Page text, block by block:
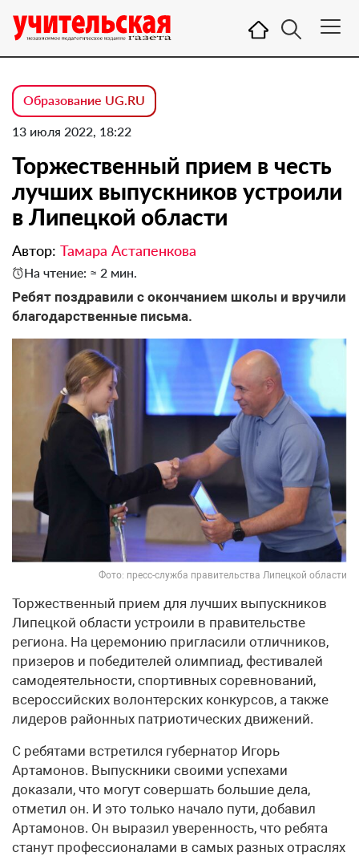
Образование UG.RU
13 июля 2022, 18:22
Торжественный прием в честь
лучших выпускников устроили
в Липецкой области
Автор: Тамара Астапенкова
На чтение: ≈ 2 мин.
Ребят поздравили с окончанием школы и вручили
благодарственные письма.
Фото: пресс-служба правительства Липецкой области
Торжественный прием для лучших выпускников
Липецкой области устроили в правительстве
региона. На церемонию пригласили отличников,
призеров и победителей олимпиад, фестивалей
самодеятельности, спортивных соревнований,
всероссийских волонтерских конкурсов, а также
лидеров районных патриотических движений.
С ребятами встретился губернатор Игорь
Артамонов. Выпускники своими успехами
доказали, что могут совершать большие дела,
отметил он. И это только начало пути, добавил
Артамонов. Он выразил уверенность, что ребята
станут профессионалами в самых разных отраслях